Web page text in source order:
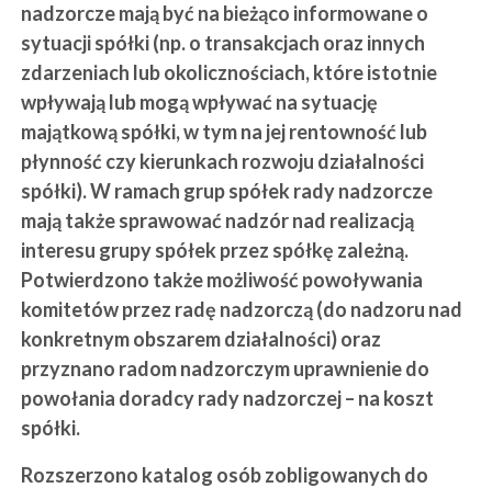
nadzorcze mają być na bieżąco informowane o
sytuacji spółki (np. o transakcjach oraz innych
zdarzeniach lub okolicznościach, które istotnie
wpływają lub mogą wpływać na sytuację
majątkową spółki, w tym na jej rentowność lub
płynność czy kierunkach rozwoju działalności
spółki). W ramach grup spółek rady nadzorcze
mają także sprawować nadzór nad realizacją
interesu grupy spółek przez spółkę zależną.
Potwierdzono także możliwość powoływania
komitetów przez radę nadzorczą (do nadzoru nad
konkretnym obszarem działalności) oraz
przyznano radom nadzorczym uprawnienie do
powołania doradcy rady nadzorczej – na koszt
spółki.
Rozszerzono katalog osób zobligowanych do